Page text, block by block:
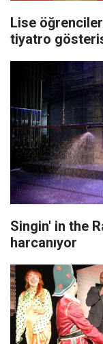
Lise
tiyatro
Singin' in the
harcanıyor